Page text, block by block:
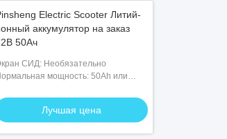
Electric Scooter Литий-
аккумулятор на заказ
50Ач
СИД: Необязательно
мощность: 50Ah или
Лучшая цена